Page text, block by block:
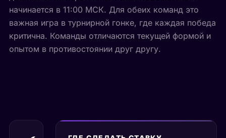
начинается в 11:00 МСК. Для обеих команд это
важная игра в турнирной гонке, где каждая победа
критична. Команды отличаются текущей формой и
опытом в противостоянии друг другу.